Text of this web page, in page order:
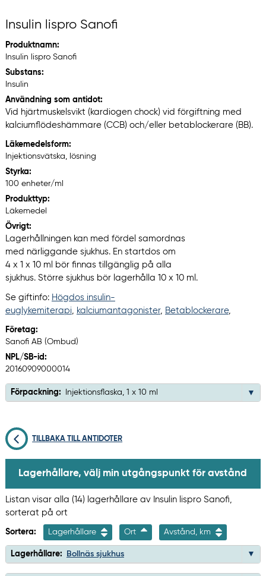
Insulin lispro Sanofi
Produktnamn:
Insulin lispro Sanofi
Substans:
Insulin
Användning som antidot:
Vid hjärtmuskelsvikt (kardiogen chock) vid förgiftning med
kalciumflödeshämmare (CCB) och/eller betablockerare (BB).
Läkemedelsform:
Injektionsvätska, lösning
Styrka:
100 enheter/ml
Produkttyp:
Läkemedel
Övrigt:
Lagerhållningen kan med fördel samordnas
med närliggande sjukhus. En startdos om
4 x 1 x 10 ml bör finnas tillgänglig på alla
sjukhus. Större sjukhus bör lagerhålla 10 x 10 ml.
Se giftinfo: Högdos insulin-
euglykemiterapi, kalciumantagonister, Betablockerare,
Företag:
Sanofi AB (Ombud)
NPL/SB-id:
20160909000014
Förpackning: Injektionsflaska, 1 x 10 ml
TILLBAKA TILL ANTIDOTER
Lagerhållare, välj min utgångspunkt för avstånd
Listan visar alla (14) lagerhållare av Insulin lispro Sanofi,
sorterat på ort
Sortera: Lagerhållare Ort Avstånd, km
Lagerhållare: Bollnäs sjukhus